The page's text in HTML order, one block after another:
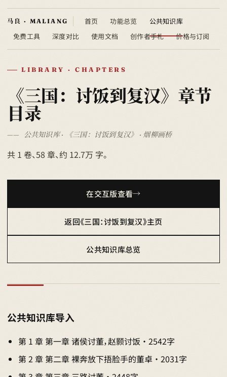
首页 功能总览
公共知识库
免费工具
深度对比 使用文档 创作者手札 价格与订阅
LIBRARY · CHAPTERS
《三国：讨饭到复汉》章节
目录
公共知识库 · 《三国：讨饭到复汉》 · 烟柳画桥
共 1 卷、58 章、约 12.7万 字。
在交互版查看
返回《三国：讨饭到复汉》主页
公共知识库总览
公共知识库导入
第 1 章 第一章 诸侯讨董，赵颢讨饭 · 2542字
第 2 章 第二章 裸奔放下捂脸手的董卓 · 2031字